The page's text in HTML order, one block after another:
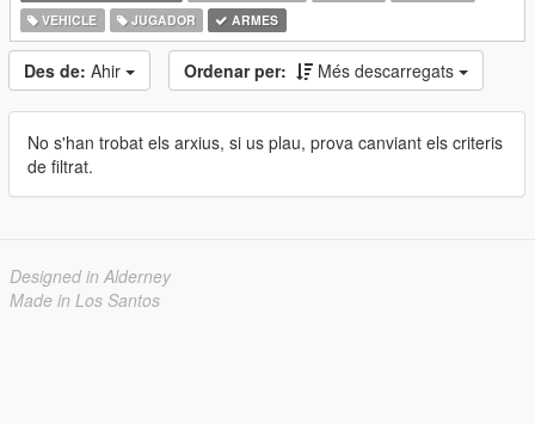
VEHICLE
JUGADOR ARMES
Des de: Ahir Ordenar per: Més descarregats
No s'han trobat els arxius, si us plau, prova canviant els criteris
de filtrat.
Designed in Alderney
Made in Los Santos